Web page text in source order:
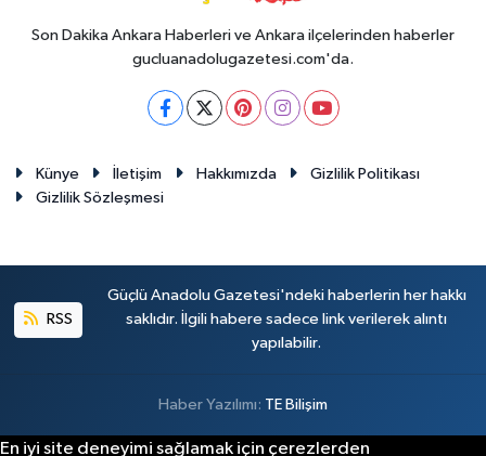
Son Dakika Ankara Haberleri ve Ankara ilçelerinden haberler
gucluanadolugazetesi.com'da.
Künye İletişim Hakkımızda
Gizlilik Politikası
Gizlilik Sözleşmesi
RSS
Güçlü Anadolu Gazetesi'ndeki haberlerin her hakkı
saklıdır. İlgili habere sadece link verilerek alıntı
yapılabilir.
Haber Yazılımı: TE Bilişim
En iyi site deneyimi sağlamak için çerezlerden